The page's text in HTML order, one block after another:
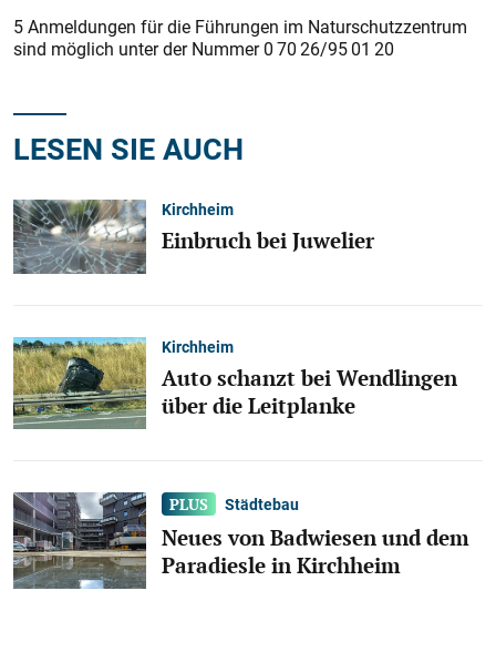
5 Anmeldungen für die Führungen im Naturschutzzentrum
sind möglich unter der Nummer 0 70 26/95 01 20
LESEN SIE AUCH
Kirchheim
Einbruch bei Juwelier
Kirchheim
Auto schanzt bei Wendlingen
über die Leitplanke
Städtebau
Neues von Badwiesen und dem
Paradiesle in Kirchheim